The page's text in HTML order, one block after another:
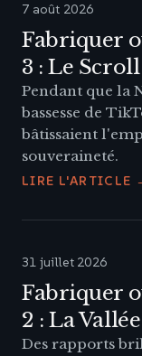
7 août 2026
Fabriquer
3 : Le
Pendant que la
bassesse de
bâtissaient
souveraineté.
LIRE L'ARTICLE
31 juillet 2026
Fabriquer
2 : La
Des rapports